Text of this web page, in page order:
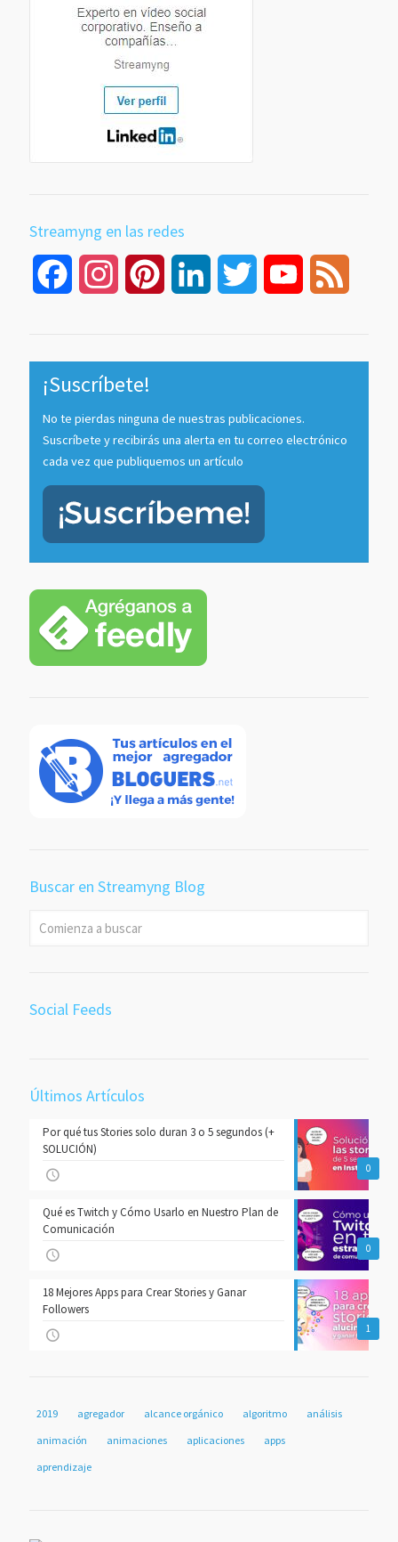
Streamyng en las redes
Facebook InstagramPinterest LinkedIn Twitter YouTube
¡Suscríbete!
No te pierdas ninguna de nuestras publicaciones.
Suscríbete y recibirás una alerta en tu correo electrónico
cada vez que publiquemos un artículo
Buscar en Streamyng Blog
Social Feeds
Últimos Artículos
0
Por qué tus Stories solo duran 3 o 5 segundos (+
SOLUCIÓN)
0
Qué es Twitch y Cómo Usarlo en Nuestro Plan de
Comunicación
1
18 Mejores Apps para Crear Stories y Ganar
Followers
2019 agregador alcance orgánico algoritmo
análisis
animación
animaciones aplicaciones
apps
aprendizaje